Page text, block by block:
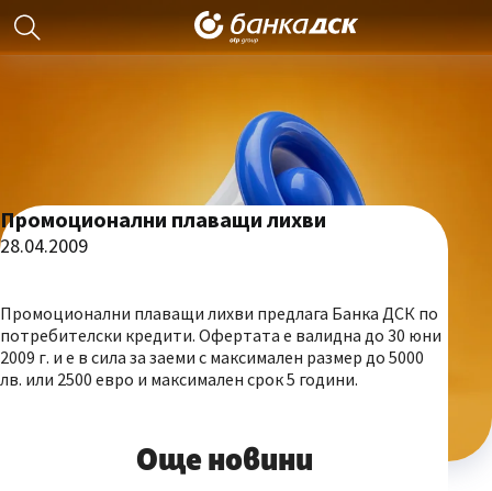
Промоционални плаващи лихви
28.04.2009
Промоционални плаващи лихви предлага Банка ДСК по
потребителски кредити. Офертата е валидна до 30 юни
2009 г. и е в сила за заеми с максимален размер до 5000
лв. или 2500 евро и максимален срок 5 години.
Още новини